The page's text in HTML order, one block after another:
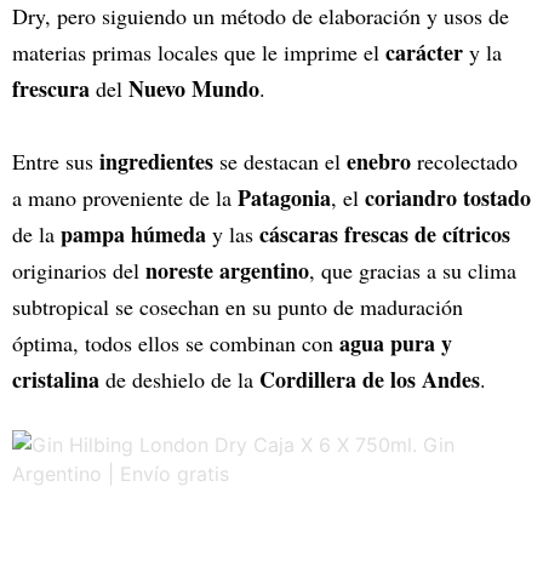
Dry, pero siguiendo un método de elaboración y usos de
materias primas locales que le imprime el carácter y la
frescura del Nuevo Mundo.
Entre sus ingredientes se destacan el enebro recolectado
a mano proveniente de la Patagonia, el coriandro tostado
de la pampa húmeda y las cáscaras frescas de cítricos
originarios del noreste argentino, que gracias a su clima
subtropical se cosechan en su punto de maduración
óptima, todos ellos se combinan con agua pura y
cristalina de deshielo de la Cordillera de los Andes.